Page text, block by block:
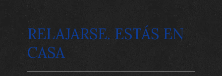
RELAJARSE. ESTÁS EN
CASA